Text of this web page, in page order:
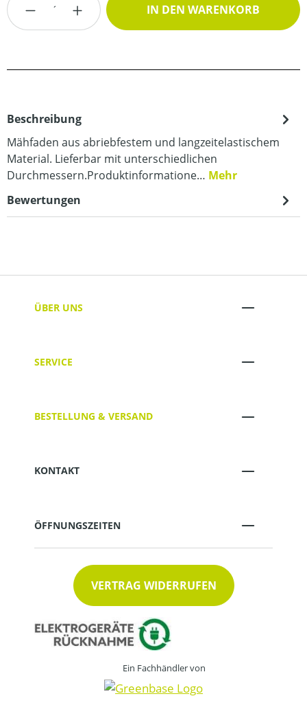
IN DEN WARENKORB
Beschreibung
Mähfaden aus abriebfestem und langzeitelastischem
Material. Lieferbar mit unterschiedlichen
Durchmessern.Produktinformatione… Mehr
Bewertungen
ÜBER UNS
SERVICE
BESTELLUNG & VERSAND
KONTAKT
ÖFFNUNGSZEITEN
VERTRAG WIDERRUFEN
Ein Fachhändler von